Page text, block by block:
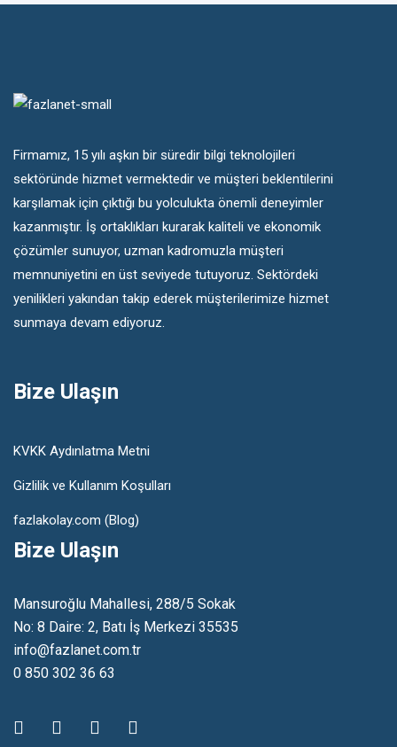
Firmamız, 15 yılı aşkın bir süredir bilgi teknolojileri
sektöründe hizmet vermektedir ve müşteri beklentilerini
karşılamak için çıktığı bu yolculukta önemli deneyimler
kazanmıştır. İş ortaklıkları kurarak kaliteli ve ekonomik
çözümler sunuyor, uzman kadromuzla müşteri
memnuniyetini en üst seviyede tutuyoruz. Sektördeki
yenilikleri yakından takip ederek müşterilerimize hizmet
sunmaya devam ediyoruz.
Bize Ulaşın
KVKK Aydınlatma Metni
Gizlilik ve Kullanım Koşulları
fazlakolay.com (Blog)
Bize Ulaşın
Mansuroğlu Mahallesi, 288/5 Sokak
No: 8 Daire: 2, Batı İş Merkezi 35535
info@fazlanet.com.tr
0 850 302 36 63